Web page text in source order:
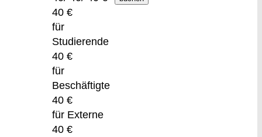
40 €
für
Studierende
40 €
für
Beschäftigte
40 €
für Externe
40 €